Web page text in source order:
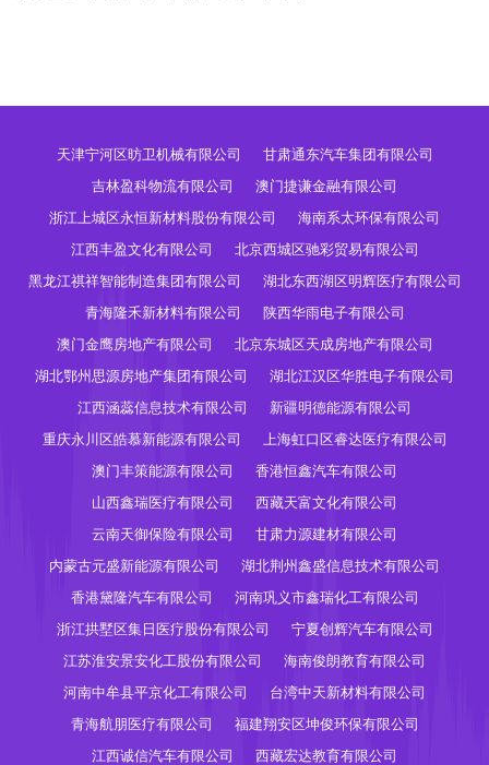
天津宁河区昉卫机械有限公司
甘肃通东汽车集团有限公司
吉林盈科物流有限公司
澳门捷谦金融有限公司
浙江上城区永恒新材料股份有限公司
海南系太环保有限公司
江西丰盈文化有限公司
北京西城区驰彩贸易有限公司
黑龙江祺祥智能制造集团有限公司
湖北东西湖区明辉医疗有限公司
青海隆禾新材料有限公司
陕西华雨电子有限公司
澳门金鹰房地产有限公司
北京东城区天成房地产有限公司
湖北鄂州思源房地产集团有限公司
湖北江汉区华胜电子有限公司
江西涵蕊信息技术有限公司
新疆明德能源有限公司
重庆永川区皓慕新能源有限公司
上海虹口区睿达医疗有限公司
澳门丰策能源有限公司
香港恒鑫汽车有限公司
山西鑫瑞医疗有限公司
西藏天富文化有限公司
云南天御保险有限公司
甘肃力源建材有限公司
内蒙古元盛新能源有限公司
湖北荆州鑫盛信息技术有限公司
香港黛隆汽车有限公司
河南巩义市鑫瑞化工有限公司
浙江拱墅区集日医疗股份有限公司
宁夏创辉汽车有限公司
江苏淮安景安化工股份有限公司
海南俊朗教育有限公司
河南中牟县平京化工有限公司
台湾中天新材料有限公司
青海航朋医疗有限公司
福建翔安区坤俊环保有限公司
江西诚信汽车有限公司
西藏宏达教育有限公司